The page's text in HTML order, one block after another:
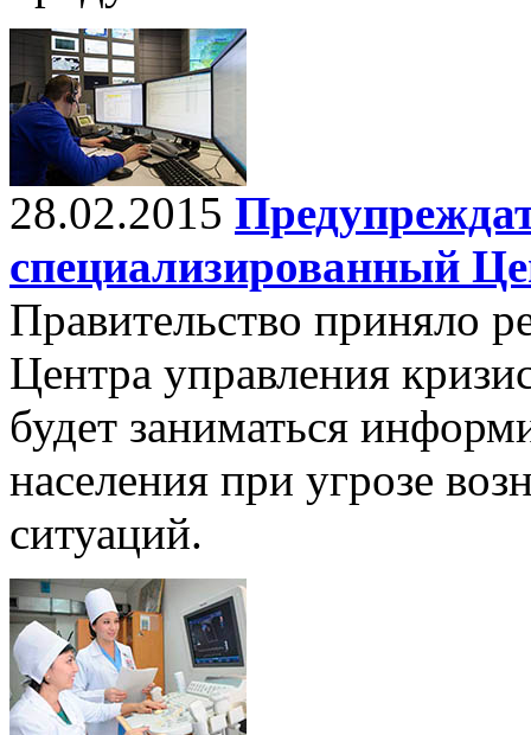
28.02.2015
специализированный
Правительство приняло
Центра управления
будет заниматься
населения при угрозе
ситуаций.